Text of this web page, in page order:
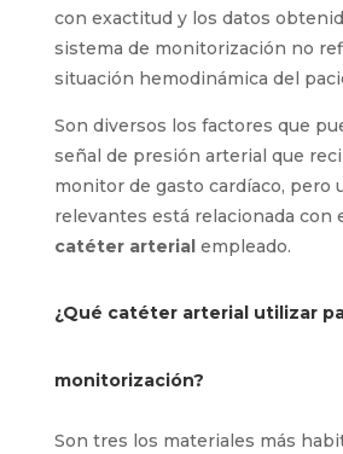
con exactitud y los datos
sistema de monitorización no
situación hemodinámica del
Son diversos los factores que
señal de presión arterial que
monitor de gasto cardíaco, pero
relevantes está relacionada con
catéter arterialempleado.
¿Qué catéter arterial utilizar
monitorización?
Son tres los materiales más